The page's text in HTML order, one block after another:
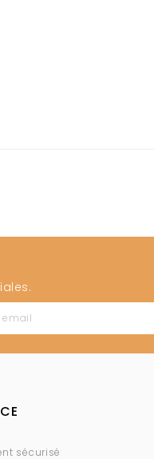
sécurisé